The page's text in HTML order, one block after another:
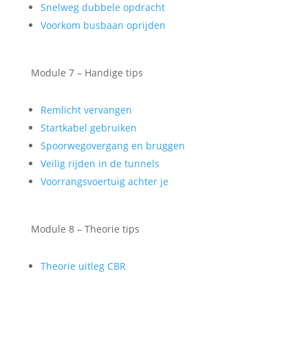
Snelweg dubbele opdracht
Voorkom busbaan oprijden
Module 7 – Handige tips
Remlicht vervangen
Startkabel gebruiken
Spoorwegovergang en bruggen
Veilig rijden in de tunnels
Voorrangsvoertuig achter je
Module 8 – Theorie tips
Theorie uitleg CBR